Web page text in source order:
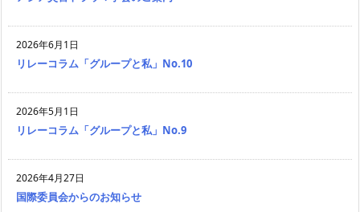
2026年6月1日
リレーコラム「グループと私」No.10
2026年5月1日
リレーコラム「グループと私」No.9
2026年4月27日
国際委員会からのお知らせ